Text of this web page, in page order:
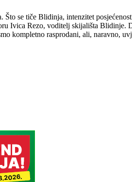
se tiče Blidinja, intenzitet
Ivica Rezo, voditelj skijališta Blidinje.
kompletno rasprodani, ali, naravno,